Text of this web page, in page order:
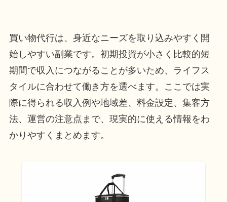
買い物代行は、身近なニーズを取り込みやすく開
始しやすい副業です。初期投資が小さく比較的短
期間で収入につながることが多いため、ライフス
タイルに合わせて働き方を選べます。ここでは実
際に得られる収入例や地域差、料金設定、集客方
法、運営の注意点まで、現実的に使える情報をわ
かりやすくまとめます。